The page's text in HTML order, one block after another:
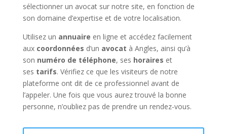
sélectionner un avocat sur notre site, en fonction de
son domaine d’expertise et de votre localisation.
Utilisez un annuaire en ligne et accédez facilement
aux coordonnées d’un avocat à Angles, ainsi qu’à
son numéro de téléphone, ses horaires et
ses tarifs. Vérifiez ce que les visiteurs de notre
plateforme ont dit de ce professionnel avant de
l’appeler. Une fois que vous aurez trouvé la bonne
personne, n’oubliez pas de prendre un rendez-vous.